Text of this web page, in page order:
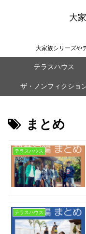
大
大家族シリーズや
テラスハウス
ザ・ノンフィクショ
まとめ
テラスハウス
テラスハウス